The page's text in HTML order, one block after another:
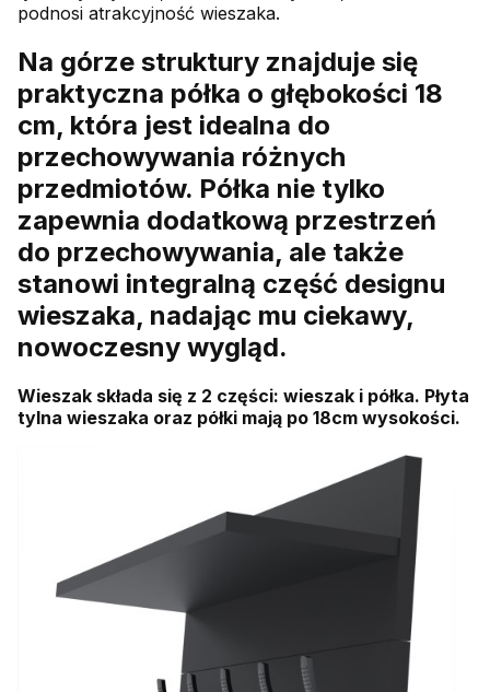
podnosi atrakcyjność wieszaka.
Na górze struktury znajduje się
praktyczna półka o głębokości 18
cm, która jest idealna do
przechowywania różnych
przedmiotów. Półka nie tylko
zapewnia dodatkową przestrzeń
do przechowywania, ale także
stanowi integralną część designu
wieszaka, nadając mu ciekawy,
nowoczesny wygląd.
Wieszak składa się z 2 części: wieszak i półka. Płyta
tylna wieszaka oraz półki mają po 18cm wysokości.